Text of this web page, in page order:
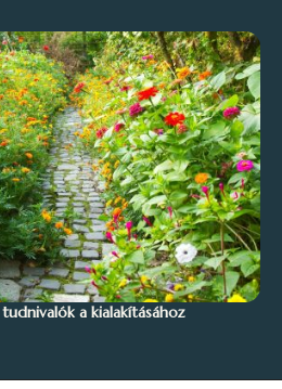
a kialakításához